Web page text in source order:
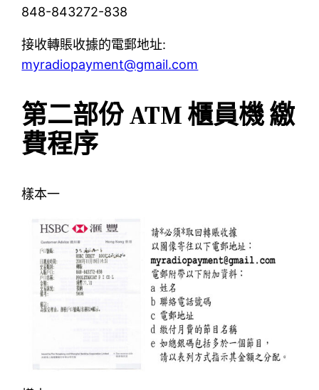
848-843272-838
接收轉賬收據的電郵地址:
myradiopayment@gmail.com
第二部份 ATM 櫃員機 繳
費程序
樣本一